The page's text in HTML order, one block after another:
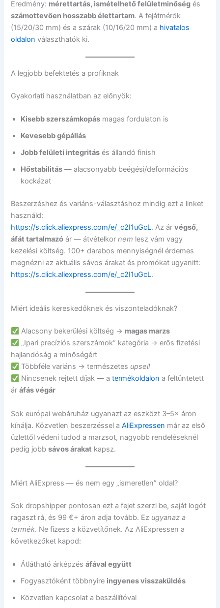
Eredmény: mérettartás, ismételhető felületminőség és
számottevően hosszabb élettartam. A fejátmérők
(15/20/30 mm) és a szárak (10/16/20 mm) a hivatalos
oldalon választhatók ki.
A legjobb befektetés a profiknak
Gyakorlati használatban az előnyök:
Kisebb szerszámkopás magas fordulaton is
Kevesebb gépállás
Jobb felületi integritás és állandó finish
Hőstabilitás — alacsonyabb beégési/deformációs
kockázat
Beszerzéshez és variáns-választáshoz mindig ezt a linket
használd:
https://s.click.aliexpress.com/e/_c2I1uGcL. Az árvégső,
áfát tartalmazó ár — átvételkornem lesz vám vagy
kezelési költség. 100+ darabos mennyiségnél érdemes
megnézni az aktuális sávos árakat és promókat ugyanitt:
https://s.click.aliexpress.com/e/_c2I1uGcL.
Miért ideális kereskedőknek és viszonteladóknak?
Alacsony bekerülési költség → magas marzs
„Ipari precíziós szerszámok” kategória → erős fizetési
hajlandóság a minőségért
Többféle variáns → természetes upsell
Nincsenek rejtett díjak — atermékoldalon a feltüntetett
áráfás végár
Sok európai webáruház ugyanazt az eszközt 3–5× áron
kínálja. Közvetlen beszerzéssel aAliExpressen már az első
üzlettől védeni tudod a marzsot, nagyobb rendeléseknél
pedig jobbsávos árakat kapsz.
Miért AliExpress — és nem egy „ismeretlen” oldal?
Sok dropshipper pontosan ezt a fejet szerzi be, saját logót
ragaszt rá, és 99 €+ áron adja tovább. Ez ugyanaz a
termék. Ne fizess a közvetítőnek. Az AliExpressen a
következőket kapod:
Átlátható árképzésáfával együtt
Fogyasztóként többnyire ingyenes visszaküldés
Közvetlen kapcsolat a beszállítóval